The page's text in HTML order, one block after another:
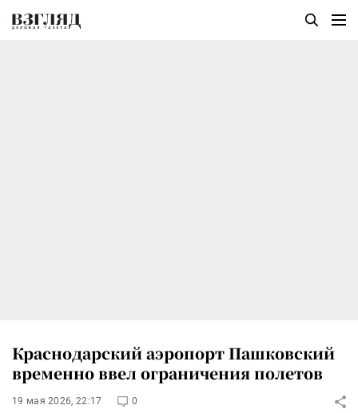
Краснодарский аэропорт Пашковский
временно ввел ограничения полетов
19 мая 2026, 22:17 0